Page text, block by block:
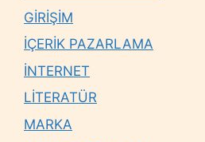
GİRİŞİM
İÇERİK PAZARLAMA
İNTERNET
LİTERATÜR
MARKA